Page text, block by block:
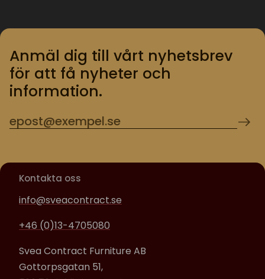
Anmäl dig till vårt nyhetsbrev
för att få nyheter och
information.
Kontakta oss
info@sveacontract.se
+46 (0)13-4705080
Svea Contract Furniture AB
Gottorpsgatan 51,